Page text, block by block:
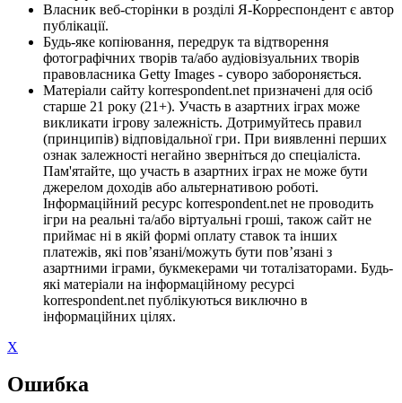
Власник веб-сторінки в розділі Я-Корреспондент є автор
публікації.
Будь-яке копіювання, передрук та відтворення
фотографічних творів та/або аудіовізуальних творів
правовласника Getty Images - суворо забороняється.
Матеріали сайту korrespondent.net призначені для осіб
старше 21 року (21+). Участь в азартних іграх може
викликати ігрову залежність. Дотримуйтесь правил
(принципів) відповідальної гри. При виявленні перших
ознак залежності негайно зверніться до спеціаліста.
Пам'ятайте, що участь в азартних іграх не може бути
джерелом доходів або альтернативою роботі.
Інформаційний ресурс korrespondent.net не проводить
ігри на реальні та/або віртуальні гроші, також сайт не
приймає ні в якій формі оплату ставок та інших
платежів, які пов’язані/можуть бути пов’язані з
азартними іграми, букмекерами чи тоталізаторами. Будь-
які матеріали на інформаційному ресурсі
korrespondent.net публікуються виключно в
інформаційних цілях.
X
Ошибка